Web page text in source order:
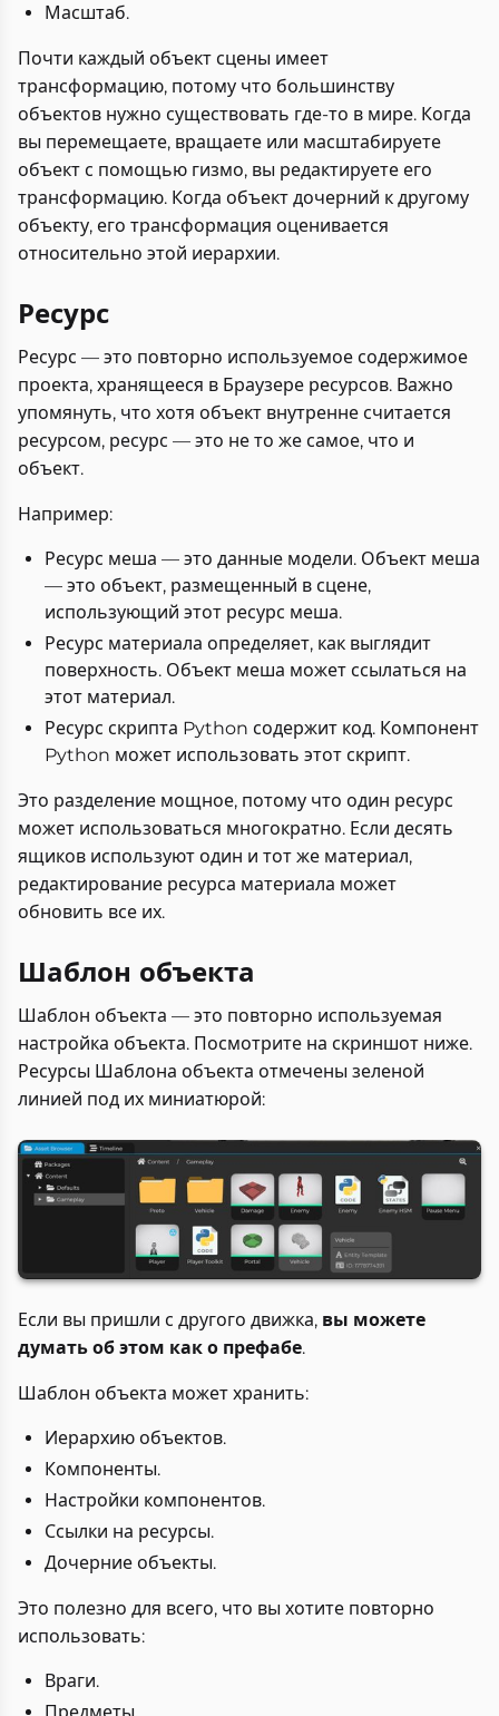
Масштаб.
Почти каждый объект сцены имеет
трансформацию, потому что большинству
объектов нужно существовать где-то в мире. Когда
вы перемещаете, вращаете или масштабируете
объект с помощью гизмо, вы редактируете его
трансформацию. Когда объект дочерний к другому
объекту, его трансформация оценивается
относительно этой иерархии.
Ресурс
Ресурс — это повторно используемое содержимое
проекта, хранящееся в Браузере ресурсов. Важно
упомянуть, что хотя объект внутренне считается
ресурсом, ресурс — это не то же самое, что и
объект.
Например:
Ресурс меша — это данные модели. Объект меша
— это объект, размещенный в сцене,
использующий этот ресурс меша.
Ресурс материала определяет, как выглядит
поверхность. Объект меша может ссылаться на
этот материал.
Ресурс скрипта Python содержит код. Компонент
Python может использовать этот скрипт.
Это разделение мощное, потому что один ресурс
может использоваться многократно. Если десять
ящиков используют один и тот же материал,
редактирование ресурса материала может
обновить все их.
Шаблон объекта
Шаблон объекта — это повторно используемая
настройка объекта. Посмотрите на скриншот ниже.
Ресурсы Шаблона объекта отмечены зеленой
линией под их миниатюрой:
Если вы пришли с другого движка, вы можете
думать об этом как о префабе.
Шаблон объекта может хранить:
Иерархию объектов.
Компоненты.
Настройки компонентов.
Ссылки на ресурсы.
Дочерние объекты.
Это полезно для всего, что вы хотите повторно
использовать:
Враги.